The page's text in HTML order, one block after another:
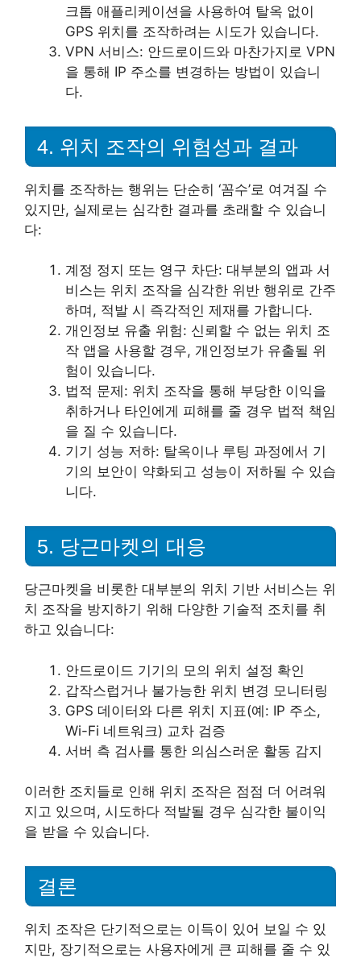
크톱 애플리케이션을 사용하여 탈옥 없이
GPS 위치를 조작하려는 시도가 있습니다.
VPN 서비스: 안드로이드와 마찬가지로 VPN
을 통해 IP 주소를 변경하는 방법이 있습니
다.
4. 위치 조작의 위험성과 결과
위치를 조작하는 행위는 단순히 ‘꼼수’로 여겨질 수
있지만, 실제로는 심각한 결과를 초래할 수 있습니
다:
계정 정지 또는 영구 차단: 대부분의 앱과 서
비스는 위치 조작을 심각한 위반 행위로 간주
하며, 적발 시 즉각적인 제재를 가합니다.
개인정보 유출 위험: 신뢰할 수 없는 위치 조
작 앱을 사용할 경우, 개인정보가 유출될 위
험이 있습니다.
법적 문제: 위치 조작을 통해 부당한 이익을
취하거나 타인에게 피해를 줄 경우 법적 책임
을 질 수 있습니다.
기기 성능 저하: 탈옥이나 루팅 과정에서 기
기의 보안이 약화되고 성능이 저하될 수 있습
니다.
5. 당근마켓의 대응
당근마켓을 비롯한 대부분의 위치 기반 서비스는 위
치 조작을 방지하기 위해 다양한 기술적 조치를 취
하고 있습니다:
안드로이드 기기의 모의 위치 설정 확인
갑작스럽거나 불가능한 위치 변경 모니터링
GPS 데이터와 다른 위치 지표(예: IP 주소,
Wi-Fi 네트워크) 교차 검증
서버 측 검사를 통한 의심스러운 활동 감지
이러한 조치들로 인해 위치 조작은 점점 더 어려워
지고 있으며, 시도하다 적발될 경우 심각한 불이익
을 받을 수 있습니다.
결론
위치 조작은 단기적으로는 이득이 있어 보일 수 있
지만, 장기적으로는 사용자에게 큰 피해를 줄 수 있